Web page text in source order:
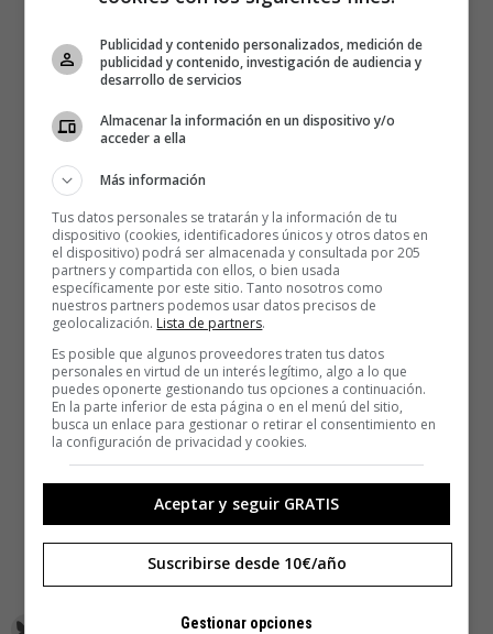
Publicidad y contenido personalizados, medición de
publicidad y contenido, investigación de audiencia y
desarrollo de servicios
Almacenar la información en un dispositivo y/o
acceder a ella
Más información
Tus datos personales se tratarán y la información de tu
dispositivo (cookies, identificadores únicos y otros datos en
el dispositivo) podrá ser almacenada y consultada por 205
partners y compartida con ellos, o bien usada
específicamente por este sitio. Tanto nosotros como
nuestros partners podemos usar datos precisos de
geolocalización. Lista de partners.
Es posible que algunos proveedores traten tus datos
personales en virtud de un interés legítimo, algo a lo que
puedes oponerte gestionando tus opciones a continuación.
En la parte inferior de esta página o en el menú del sitio,
busca un enlace para gestionar o retirar el consentimiento en
la configuración de privacidad y cookies.
Aceptar y seguir GRATIS
Suscribirse desde 10€/año
Gestionar opciones